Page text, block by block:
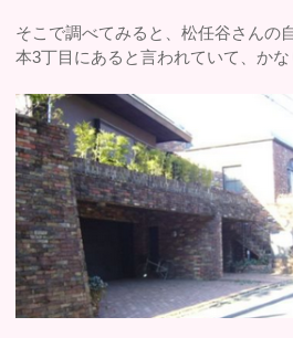
そこで調べてみると、松任谷さんの
本3丁目にあると言われていて、かな